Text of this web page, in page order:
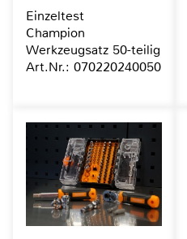
Einzeltest
Champion
Werkzeugsatz 50-teilig
Art.Nr.: 070220240050